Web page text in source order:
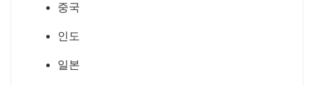
중국
인도
일본